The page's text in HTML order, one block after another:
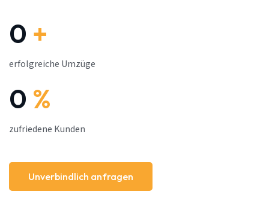
0 +
erfolgreiche Umzüge
0 %
zufriedene Kunden
Unverbindlich anfragen